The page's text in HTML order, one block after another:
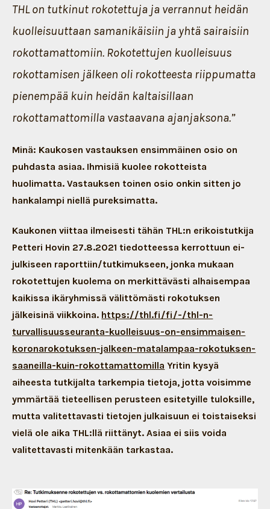
THL on tutkinut rokotettuja ja verrannut heidän
kuolleisuuttaan samanikäisiin ja yhtä sairaisiin
rokottamattomiin. Rokotettujen kuolleisuus
rokottamisen jälkeen oli rokotteesta riippumatta
pienempää kuin heidän kaltaisillaan
rokottamattomilla vastaavana ajanjaksona.”
Minä: Kaukosen vastauksen ensimmäinen osio on
puhdasta asiaa. Ihmisiä kuolee rokotteista
huolimatta. Vastauksen toinen osio onkin sitten jo
hankalampi niellä pureksimatta.
Kaukonen viittaa ilmeisesti tähän THL:n erikoistutkija
Petteri Hovin 27.8.2021 tiedotteessa kerrottuun ei-
julkiseen raporttiin/tutkimukseen, jonka mukaan
rokotettujen kuolema on merkittävästi alhaisempaa
kaikissa ikäryhmissä välittömästi rokotuksen
jälkeisinä viikkoina. https://thl.fi/fi/-/thl-n-
turvallisuusseuranta-kuolleisuus-on-ensimmaisen-
koronarokotuksen-jalkeen-matalampaa-rokotuksen-
saaneilla-kuin-rokottamattomilla Yritin kysyä
aiheesta tutkijalta tarkempia tietoja, jotta voisimme
ymmärtää tieteellisen perusteen esitetyille tuloksille,
mutta valitettavasti tietojen julkaisuun ei toistaiseksi
vielä ole aika THL:llä riittänyt. Asiaa ei siis voida
valitettavasti mitenkään tarkastaa.